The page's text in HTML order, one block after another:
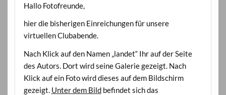
Hallo Fotofreunde,
hier die bisherigen Einreichungen für unsere
virtuellen Clubabende.
Nach Klick auf den Namen „landet“ Ihr auf der Seite
des Autors. Dort wird seine Galerie gezeigt. Nach
Klick auf ein Foto wird dieses auf dem Bildschirm
gezeigt. Unter dem Bildbefindet sich das